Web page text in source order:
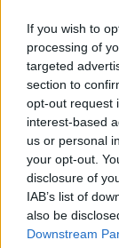
If you wish to
processing of
targeted
section to
opt-out request
interest-based
us or personal
your opt-out.
disclosure of
IAB’s list of
also be
Downstream
ΑΘΛΗΤΙΚΑ ΝΕΑ
PARAPOLITIKA
Μίλαν -
κύπελλο